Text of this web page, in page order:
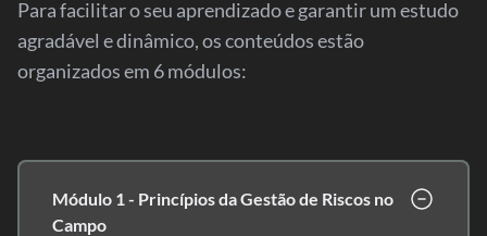
Para facilitar o seu aprendizado e garantir um estudo
agradável e dinâmico, os conteúdos estão
organizados em 6 módulos:
Módulo 1 - Princípios da Gestão de Riscos no
Campo